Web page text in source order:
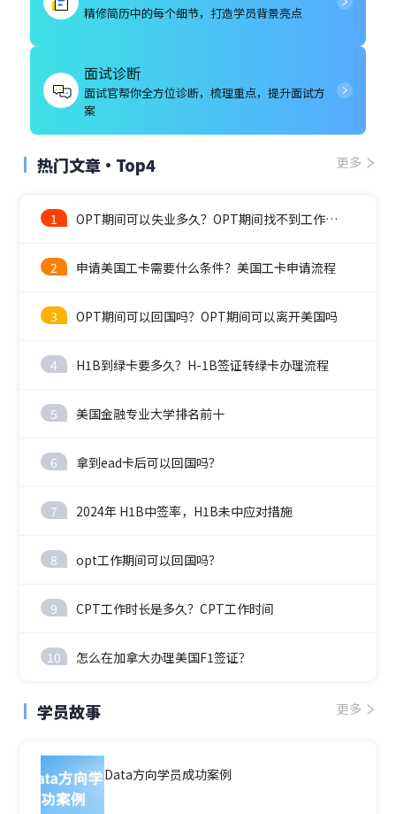
精修简历中的每个细节，打造学员背景亮点
面试诊断
面试官帮你全方位诊断，梳理重点，提升面试方
案
热门文章·Top4 更多
1 OPT期间可以失业多久？OPT期间找不到工作怎么办？
2 申请美国工卡需要什么条件？美国工卡申请流程
3 OPT期间可以回国吗？OPT期间可以离开美国吗
4 H1B到绿卡要多久？H-1B签证转绿卡办理流程
5 美国金融专业大学排名前十
6 拿到ead卡后可以回国吗？
7 2024年 H1B中签率，H1B未中应对措施
8 opt工作期间可以回国吗？
9 CPT工作时长是多久？CPT工作时间
10 怎么在加拿大办理美国F1签证？
学员故事 更多
Data方向学员成功案例